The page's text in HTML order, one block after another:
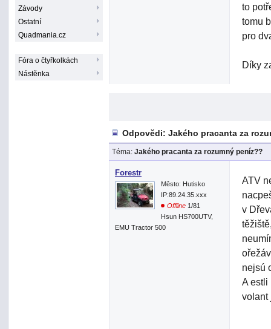
Závody
Ostatní
Quadmania.cz
Fóra o čtyřkolkách
Nástěnka
to
tomu
pro
Díky
Odpovědi: Jakého pracanta za
Téma: Jakého pracanta za rozumný peníz??
Forestr
Město: Hutisko
IP:89.24.35.xxx
Offline 1/81
Hsun HS700UTV,
EMU Tractor 500
ATV
v
nejsú
A estli
volant